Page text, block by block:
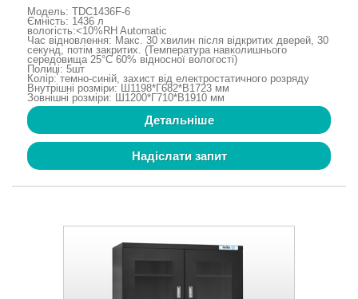
Модель: TDC1436F-6
Ємність: 1436 л
вологість:<10%RH Automatic
Час відновлення: Макс. 30 хвилин після відкритих дверей, 30
секунд, потім закритих. (Температура навколишнього
середовища 25°C 60% відносної вологості)
Полиці: 5шт
Колір: темно-синій, захист від електростатичного розряду
Внутрішні розміри: Ш1198*Г682*В1723 мм
Зовнішні розміри: Ш1200*Г710*В1910 мм
Детальніше
Надіслати запит